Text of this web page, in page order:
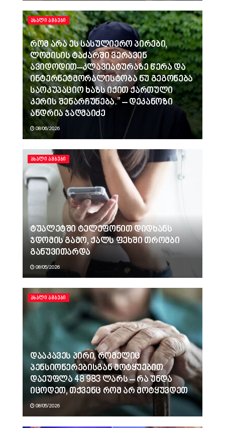
ᲐᲮᲐᲚᲘ ᲐᲛᲑᲔᲑᲘ
რომ არა ეს სასულიერო პირები,
ლომისის ტაძარში ვერავინ
ავიდოდით–კლავიატურაზე წერა და
ინტერნეტმორალისტობა ნუ გეგონება
საოკუპაციო ხაზს იქით ქართული
კერის შენარჩუნება.” – დეკანოზი
ანდრია ჯაღმაიძე
08/06/2026
ᲐᲮᲐᲚᲘ ᲐᲛᲑᲔᲑᲘ
ტუალეტში ტელეფონით დიდხანს
ჯდომის გამო, ქალს ფეხში თრომბი
განუვითარდა
08/05/2026
ᲐᲮᲐᲚᲘ ᲐᲛᲑᲔᲑᲘ
დააკავეს პირი, რომელიც
პენსიონერებისგან მოტყუებით
დაეუფლა 48 983 ლარს – რა უნდა
იცოდეთ, თქვენც რომ არ მოტყუვდეთ
08/05/2026